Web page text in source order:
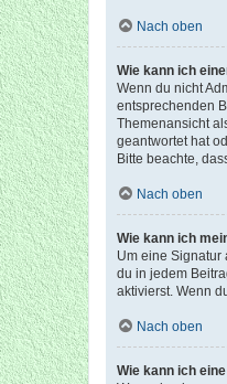
Nach oben
Wie kann ich
Wenn du nicht
entsprechenden
Themenansicht
geantwortet hat
Bitte beachte,
Nach oben
Wie kann ich
Um eine Signatur
du in jedem
aktivierst. Wenn
Nach oben
Wie kann ich